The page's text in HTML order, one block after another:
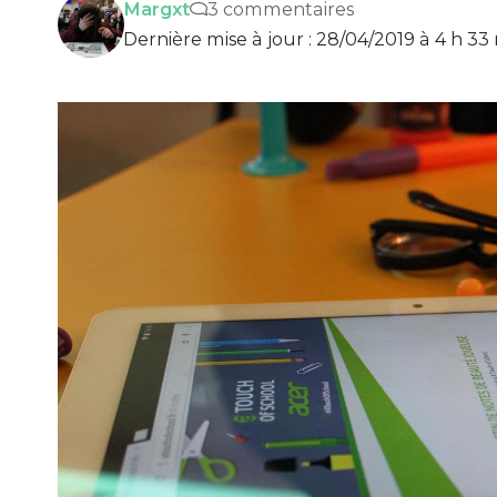
Dernière mise à jour : 28/04/2019 à 4 h 33
Margxt 3 commentaires